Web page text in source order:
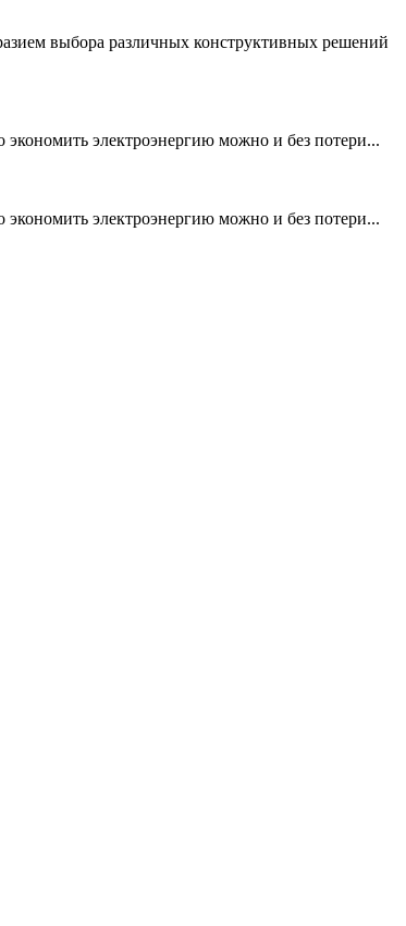
выбора различных конструктивных решений
электроэнергию можно и без потери...
электроэнергию можно и без потери...